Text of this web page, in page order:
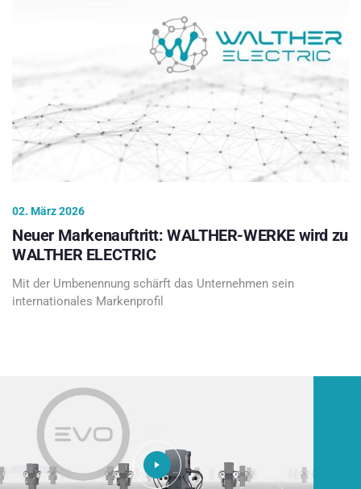
02. März 2026
Neuer Markenauftritt: WALTHER-WERKE wird zu
WALTHER ELECTRIC
Mit der Umbenennung schärft das Unternehmen sein
internationales Markenprofil